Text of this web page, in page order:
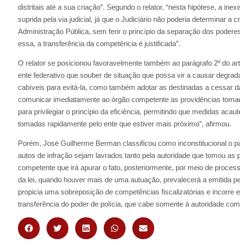
distritais até a sua criação”. Segundo o relator, “nesta hipótese, a
suprida pela via judicial, já que o Judiciário não poderia determinar a
Administração Pública, sem ferir o princípio da separação dos
essa, a transferência da competência é justificada”.
O relator se posicionou favoravelmente também ao parágrafo 2º do
ente federativo que souber de situação que possa vir a causar
cabíveis para evitá-la, como também adotar as destinadas a cessar
comunicar imediatamente ao órgão competente as providências
para privilegiar o princípio da eficiência, permitindo que medidas
tomadas rapidamente pelo ente que estiver mais próximo”, afirmou.
Porém, José Guilherme Berman classificou como inconstitucional o
autos de infração sejam lavrados tanto pela autoridade que tomou as
competente que irá apurar o fato, posteriormente, por meio de
da lei, quando houver mais de uma autuação, prevalecerá a emitida
propicia uma sobreposição de competências fiscalizatórias e incorre
transferência do poder de polícia, que cabe somente à autoridade